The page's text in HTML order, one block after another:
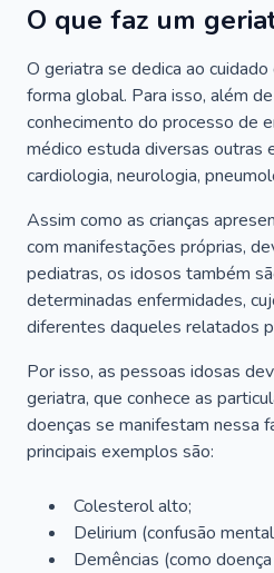
O que faz um
O geriatra se dedica ao
forma global. Para isso, além
conhecimento do processo de
médico estuda diversas outras
cardiologia, neurologia,
Assim como as crianças
com manifestações próprias,
pediatras, os idosos também
determinadas enfermidades,
diferentes daqueles relatados
Por isso, as pessoas idosas
geriatra, que conhece as
doenças se manifestam nessa
principais exemplos são:
Colesterol alto;
Delirium (confusão
Demências (como